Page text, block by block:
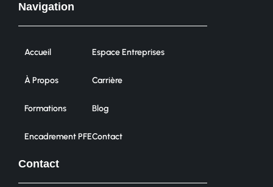
Navigation
Accueil
À Propos
Formations
Encadrement PFE
Espace Entreprises
Carrière
Blog
Contact
Contact